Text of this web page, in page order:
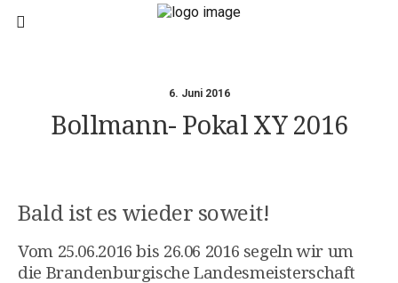
6. Juni 2016
Bollmann- Pokal XY 2016
Bald ist es wieder soweit!
Vom 25.06.2016 bis 26.06 2016 segeln wir um
die Brandenburgische Landesmeisterschaft